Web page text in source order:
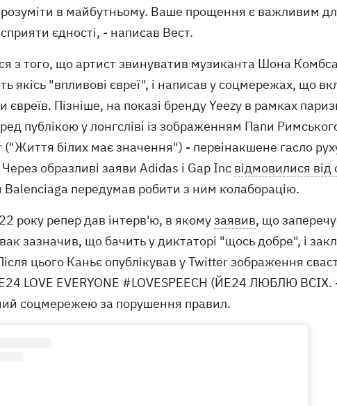
розуміти в майбутньому. Ваше прощення є важливим
єдності, - написав Вест.
з того, що артист звинуватив музиканта Шона
якісь "впливові євреї", і написав у соцмережах, що
євреїв. Пізніше, на показі бренду Yeezy в рамках
публікою у лонгсліві із зображенням Папи
білих має значення") - переінакшене гасло
образливі заяви Adidas і Gap Inc відмовилися від
передумав робити з ним колаборацію.
року репер дав інтерв'ю, в якомузаявив, що
зазначив, що бачить у диктаторі "щось добре", і
цього Каньє опублікував у Twitter зображення
LOVE EVERYONE #LOVESPEECH (ЙЕ24 ЛЮБЛЮ
соцмережею за порушення правил.